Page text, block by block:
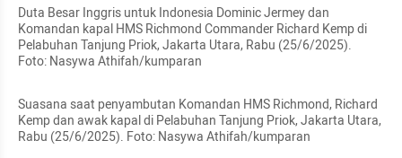
Duta Besar Inggris untuk Indonesia Dominic Jermey dan
Komandan kapal HMS Richmond Commander Richard Kemp di
Pelabuhan Tanjung Priok, Jakarta Utara, Rabu (25/6/2025).
Foto: Nasywa Athifah/kumparan
Suasana saat penyambutan Komandan HMS Richmond, Richard
Kemp dan awak kapal di Pelabuhan Tanjung Priok, Jakarta Utara,
Rabu (25/6/2025). Foto: Nasywa Athifah/kumparan